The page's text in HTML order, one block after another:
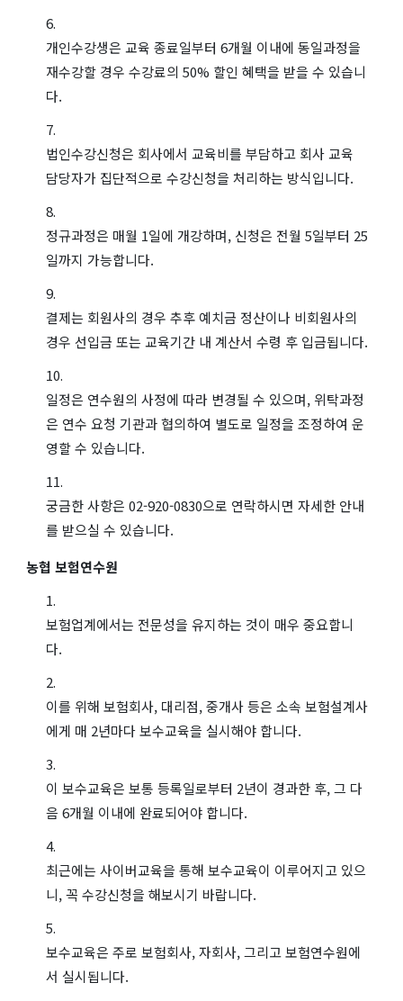
개인수강생은 교육 종료일부터 6개월 이내에 동일과정을
재수강할 경우 수강료의 50% 할인 혜택을 받을 수 있습니
다.
법인수강신청은 회사에서 교육비를 부담하고 회사 교육
담당자가 집단적으로 수강신청을 처리하는 방식입니다.
정규과정은 매월 1일에 개강하며, 신청은 전월 5일부터 25
일까지 가능합니다.
결제는 회원사의 경우 추후 예치금 정산이나 비회원사의
경우 선입금 또는 교육기간 내 계산서 수령 후 입금됩니다.
일정은 연수원의 사정에 따라 변경될 수 있으며, 위탁과정
은 연수 요청 기관과 협의하여 별도로 일정을 조정하여 운
영할 수 있습니다.
궁금한 사항은 02-920-0830으로 연락하시면 자세한 안내
를 받으실 수 있습니다.
농협 보험연수원
보험업계에서는 전문성을 유지하는 것이 매우 중요합니
다.
이를 위해 보험회사, 대리점, 중개사 등은 소속 보험설계사
에게 매 2년마다 보수교육을 실시해야 합니다.
이 보수교육은 보통 등록일로부터 2년이 경과한 후, 그 다
음 6개월 이내에 완료되어야 합니다.
최근에는 사이버교육을 통해 보수교육이 이루어지고 있으
니, 꼭 수강신청을 해보시기 바랍니다.
보수교육은 주로 보험회사, 자회사, 그리고 보험연수원에
서 실시됩니다.